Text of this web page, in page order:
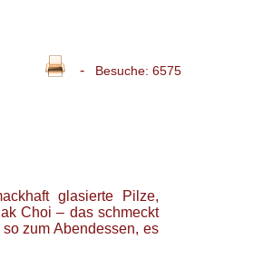
- Besuche: 6575
glasierte Pilze,
Choi – das schmeckt
zum Abendessen, es